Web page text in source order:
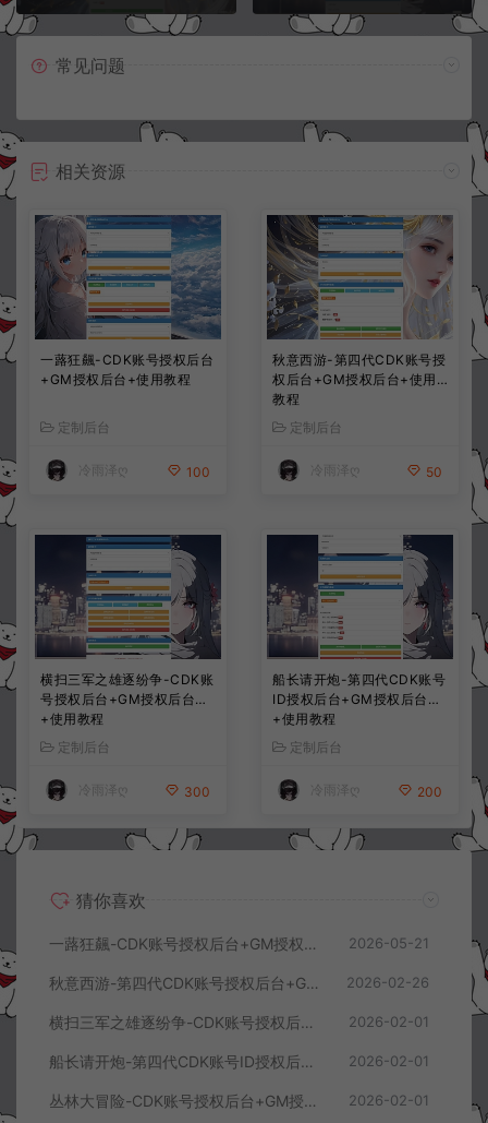
常见问题
相关资源
一蕗狂飆-CDK账号授权后台
+GM授权后台+使用教程
定制后台
冷雨泽ღ 100
秋意西游-第四代CDK账号授
权后台+GM授权后台+使用
教程
定制后台
冷雨泽ღ 50
横扫三军之雄逐纷争-CDK账
号授权后台+GM授权后台
+使用教程
定制后台
冷雨泽ღ 300
船长请开炮-第四代CDK账号
ID授权后台+GM授权后台
+使用教程
定制后台
冷雨泽ღ 200
猜你喜欢
一蕗狂飆-CDK账号授权后台+GM授权后台+使用教程 2026-05-21
秋意西游-第四代CDK账号授权后台+GM授权后台+使用教程 2026-02-26
横扫三军之雄逐纷争-CDK账号授权后台+GM授权后台+使用教程 2026-02-01
船长请开炮-第四代CDK账号ID授权后台+GM授权后台+使用教程 2026-02-01
丛林大冒险-CDK账号授权后台+GM授权后台+使用教程 2026-02-01